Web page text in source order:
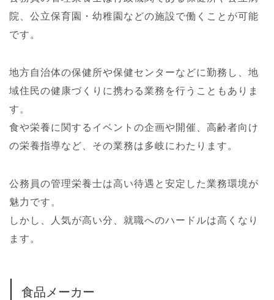
院、公立保育園・幼稚園などの施設で働くことが可能
です。
地方自治体の保健所や保健センターなどに勤務し、地
域住民の健康づくりに携わる業務を行うこともありま
す。
食や栄養に関するイベントの企画や開催、高齢者向け
の栄養指導など、その業務は多岐にわたります。
公務員の管理栄養士は高い待遇と安定した業務環境が
魅力です。
しかし、人気が高い分、就職へのハードルは高くなり
ます。
食品メーカー